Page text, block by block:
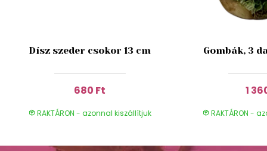
Dísz szeder csokor 13 cm
680 Ft
RAKTÁRON - azonnal kiszállítjuk
Gombák, 3
1
RAKTÁRON -